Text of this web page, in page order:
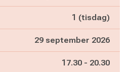
1 (tisdag)
29 september 2026
Pågår mellan
17.30 - och
20.30